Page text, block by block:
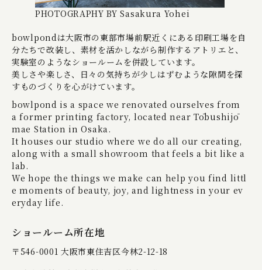
PHOTOGRAPHY BY Sasakura Yohei
bowlpondは大阪市の東部市場前駅近くにある印刷工場を自
分たちで改装し、素材を活かしながら制作するアトリエと、
実験室のようなショールームを併設しています。
美しさや楽しさ、日々の気持ちが少しはずむような隙間を探
すものづくりを心がけています。
bowlpond is a space we renovated ourselves from
a former printing factory, located near Tōbushijō
mae Station in Osaka.
It houses our studio where we do all our creating,
along with a small showroom that feels a bit like a
lab.
We hope the things we make can help you find littl
e moments of beauty, joy, and lightness in your ev
eryday life.
ショールーム所在地
〒546-0001 大阪市東住吉区今林2-12-18